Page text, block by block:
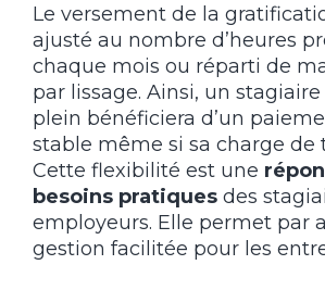
Le versement de la
ajusté au nombre d’heures
chaque mois ou réparti de
par lissage. Ainsi, un
plein bénéficiera d’un
stable même si sa charge de
Cette flexibilité est une
besoins pratiques des
employeurs. Elle permet par
gestion facilitée pour les